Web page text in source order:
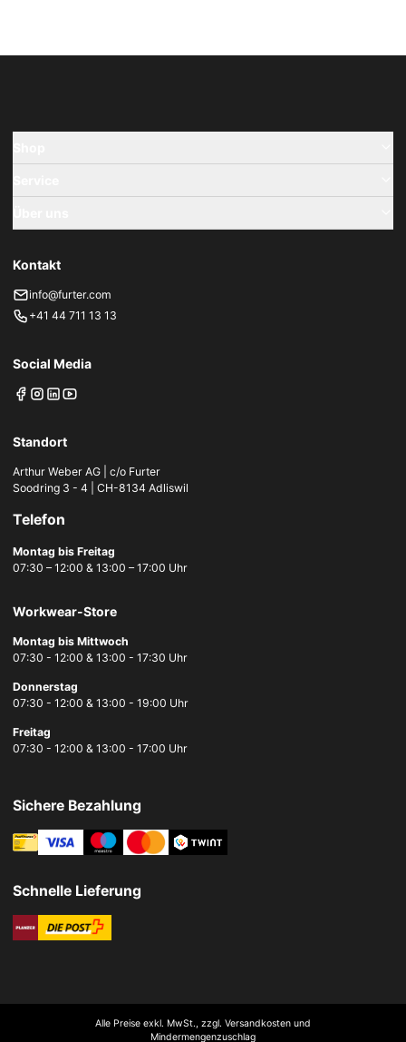
Kontakt
info@furter.com
+41 44 711 13 13
Social Media
Standort
Arthur Weber AG | c/o Furter
Soodring 3 - 4 | CH-8134 Adliswil
Telefon
Montag bis Freitag
07:30 – 12:00 & 13:00 – 17:00 Uhr
Workwear-Store
Montag bis Mittwoch
07:30 - 12:00 & 13:00 - 17:30 Uhr
Donnerstag
07:30 - 12:00 & 13:00 - 19:00 Uhr
Freitag
07:30 - 12:00 & 13:00 - 17:00 Uhr
Sichere Bezahlung
Schnelle Lieferung
Alle Preise exkl. MwSt., zzgl. Versandkosten und
Mindermengenzuschlag